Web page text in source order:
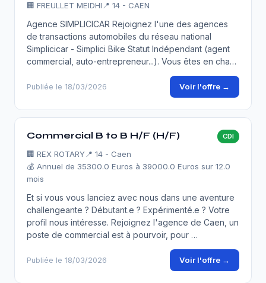
🏢 FREULLET MEIDHI 📍 14 - CAEN
Agence SIMPLICICAR Rejoignez l'une des agences
de transactions automobiles du réseau national
Simplicicar - Simplici Bike Statut Indépendant (agent
commercial, auto-entrepreneur...). Vous êtes en cha…
Publiée le 18/03/2026 Voir l'offre →
Commercial B to B H/F (H/F) CDI
🏢 REX ROTARY📍 14 - Caen
💰 Annuel de 35300.0 Euros à 39000.0 Euros sur 12.0
mois
Et si vous vous lanciez avec nous dans une aventure
challengeante ? Débutant.e ? Expérimenté.e ? Votre
profil nous intéresse. Rejoignez l'agence de Caen, un
poste de commercial est à pourvoir, pour …
Publiée le 18/03/2026 Voir l'offre →